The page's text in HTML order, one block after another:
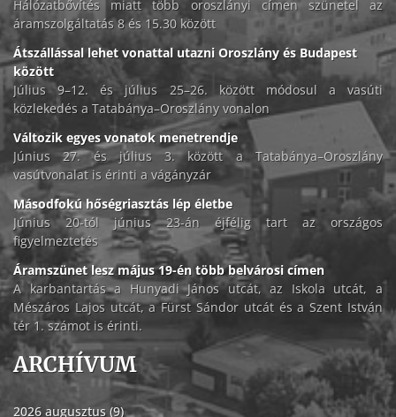
Hálózatbővítés miatt több oroszlányi címen szünetel az
áramszolgáltatás 8 és 15.30 között
Átszállással lehet vonattal utazni Oroszlány és Budapest
között
Július 9–12. és július 25–26. között módosul a vasúti
közlekedés a Tatabánya–Oroszlány vonalon
Változik egyes vonatok menetrendje
Június 27. és július 3. között a Tatabánya–Oroszlány
vasútvonalat is érinti a vágányzár
Másodfokú hőségriasztás lép életbe
Június 20-tól június 23-án éjfélig tart az országos
figyelmeztetés
Áramszünet lesz május 19-én több belvárosi címen
A karbantartás a Hunyadi János utcát, az Iskola utcát, a
Mészáros Lajos utcát, a Fürst Sándor utcát és a Szent István
tér 1. számot is érinti.
ARCHÍVUM
2026 augusztus (9)